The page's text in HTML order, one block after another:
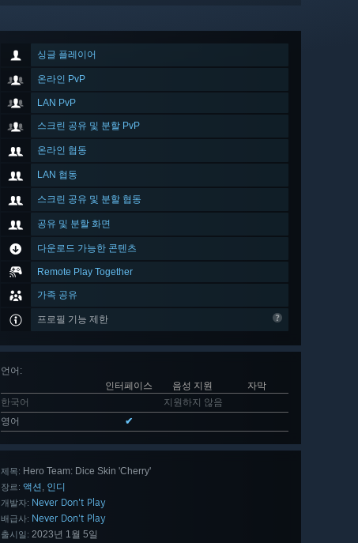
싱글 플레이어
온라인 PvP
LAN PvP
스크린 공유 및 분할 PvP
온라인 협동
LAN 협동
스크린 공유 및 분할 협동
공유 및 분할 화면
다운로드 가능한 콘텐츠
Remote Play Together
가족 공유
프로필 기능 제한
언어 :
인터페이스
음성 지원
자막
한국어
지원하지 않음
영어
✔
제목: Hero Team: Dice Skin 'Cherry'
장르: 액션, 인디
개발자: Never Don't Play
배급사: Never Don't Play
출시일: 2023년 1월 5일